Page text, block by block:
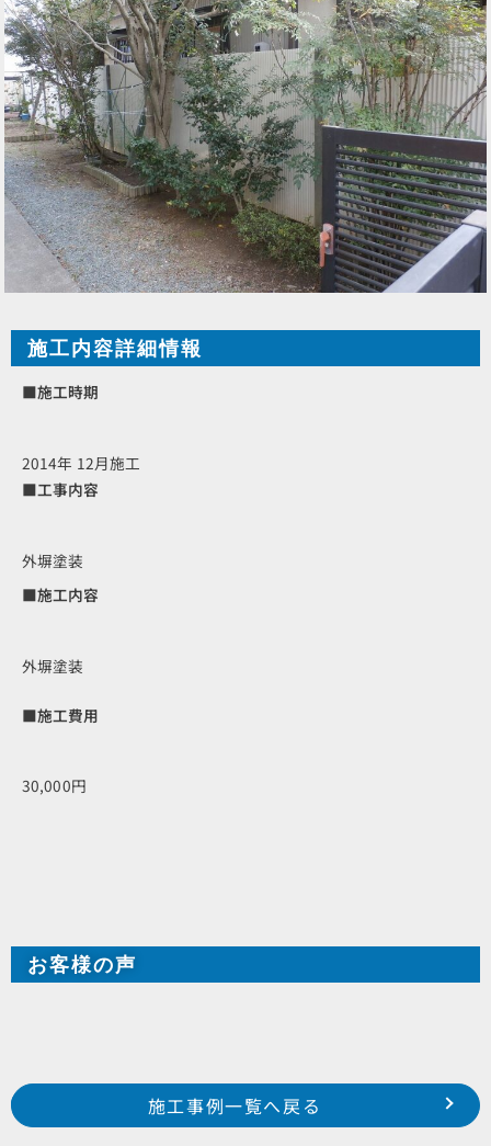
施工内容詳細情報
■施工時期
2014年 12月施工
■工事内容
外塀塗装
■施工内容
外塀塗装
■施工費用
30,000円
お客様の声
Prev
磐田市 小立野 荻野様邸
浜松市 南区 白羽町 H様邸
施工事例一覧へ戻る